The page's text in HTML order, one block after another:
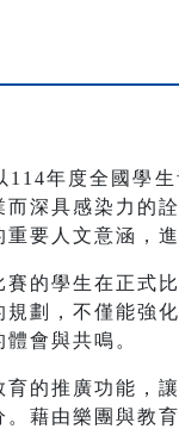
年度全國學
深具感染力的
要人文意涵，
的學生在正式
劃，不僅能強
會與共鳴。
的推廣功能，
藉由樂團與教